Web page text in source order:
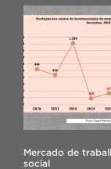
Mercado de
social